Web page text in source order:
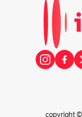
copyright ©